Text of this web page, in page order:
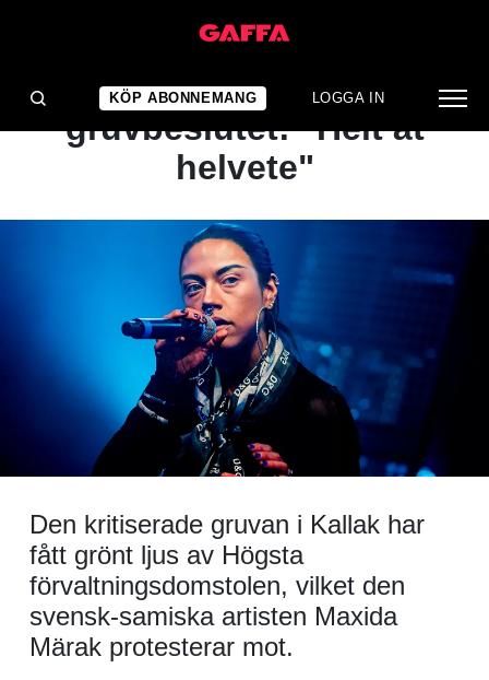
KÖP ABONNEMANG LOGGA IN
NYHET
Maxida Märak om
gruvbeslutet: "Helt åt
helvete"
Den kritiserade gruvan i Kallak har
fått grönt ljus av Högsta
förvaltningsdomstolen, vilket den
svensk-samiska artisten Maxida
Märak protesterar mot.